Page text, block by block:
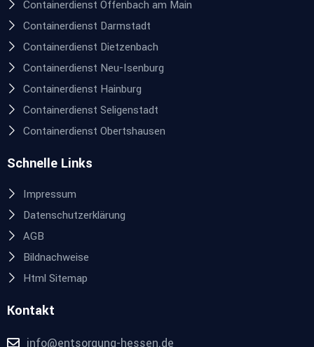
Containerdienst Offenbach am Main
Containerdienst Darmstadt
Containerdienst Dietzenbach
Containerdienst Neu-Isenburg
Containerdienst Hainburg
Containerdienst Seligenstadt
Containerdienst Obertshausen
Schnelle Links
Impressum
Datenschutzerklärung
AGB
Bildnachweise
Html Sitemap
Kontakt
info@entsorgung-hessen.de